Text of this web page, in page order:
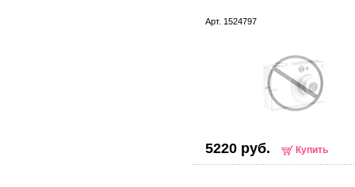
Арт. 1524797
5220 руб. Купить